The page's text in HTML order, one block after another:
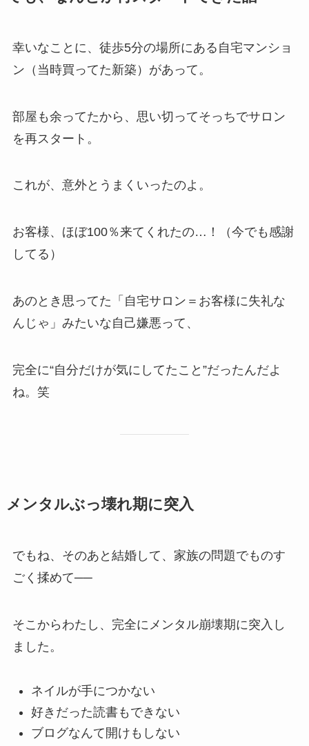
幸いなことに、徒歩5分の場所にある自宅マンショ
ン（当時買ってた新築）があって。
部屋も余ってたから、思い切ってそっちでサロン
を再スタート。
これが、意外とうまくいったのよ。
お客様、ほぼ100％来てくれたの…！（今でも感謝
してる）
あのとき思ってた「自宅サロン＝お客様に失礼な
んじゃ」みたいな自己嫌悪って、
完全に“自分だけが気にしてたこと”だったんだよ
ね。笑
メンタルぶっ壊れ期に突入
でもね、そのあと結婚して、家族の問題でものす
ごく揉めて──
そこからわたし、完全にメンタル崩壊期に突入し
ました。
ネイルが手につかない
好きだった読書もできない
ブログなんて開けもしない